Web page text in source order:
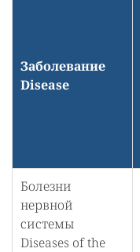
Заболевание
Disease
Болезни
нервной
системы
Diseases of the